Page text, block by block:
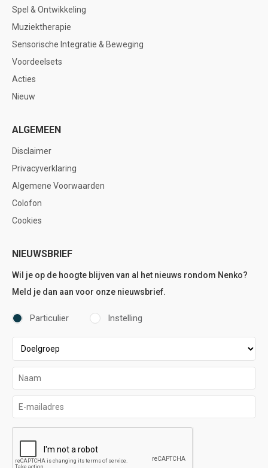
Spel & Ontwikkeling
Muziektherapie
Sensorische Integratie & Beweging
Voordeelsets
Acties
Nieuw
ALGEMEEN
Disclaimer
Privacyverklaring
Algemene Voorwaarden
Colofon
Cookies
NIEUWSBRIEF
Wil je op de hoogte blijven van al het nieuws rondom Nenko?
Meld je dan aan voor onze nieuwsbrief.
Particulier Instelling